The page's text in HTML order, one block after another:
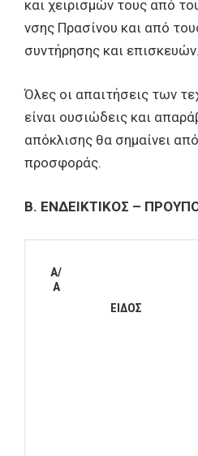
και χειρισμών τους από
νσης Πρασίνου και από
συντήρησης και επισκευών.
Όλες οι απαιτήσεις των
είναι ουσιώδεις και
απόκλισης θα σημαίνει
προσφοράς.
Β. ΕΝΔΕΙΚΤΙΚΟΣ –
Α/
Α
ΕΙΔΟΣ